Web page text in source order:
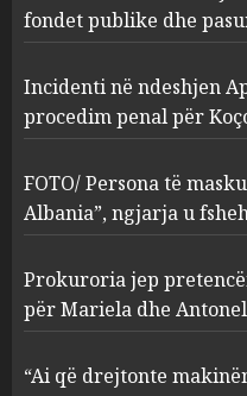
2
3
fondet publike dhe
Incidenti në ndeshjen
procedim penal për
FOTO/ Persona të
Albania”, ngjarja u
Prokuroria jep
për Mariela dhe
“Ai që drejtonte